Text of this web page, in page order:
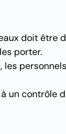
doit
porter.
un